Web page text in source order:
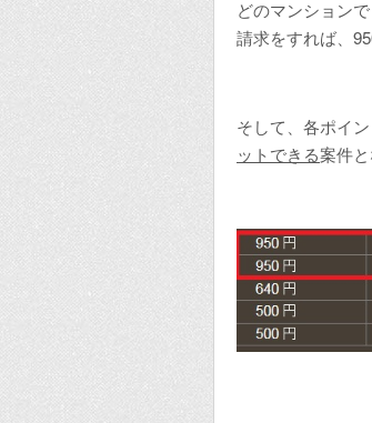
どのマンション
請求をすれば、
そして、各ポイ
ットできる案件と